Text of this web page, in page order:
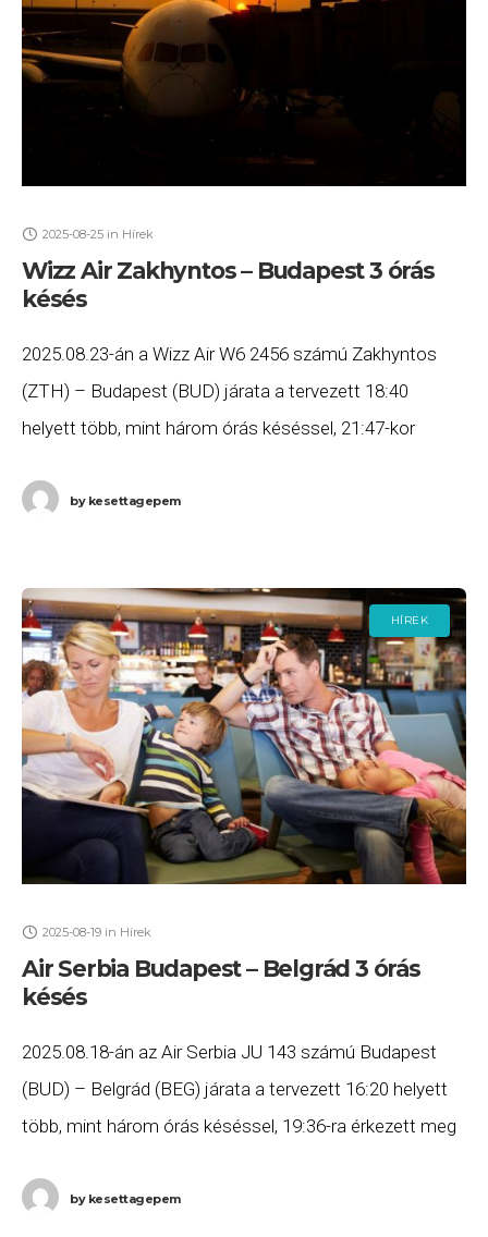
2025-08-25 in Hírek
Wizz Air Zakhyntos – Budapest 3 órás
késés
2025.08.23-án a Wizz Air W6 2456 számú Zakhyntos
(ZTH) – Budapest (BUD) járata a tervezett 18:40
helyett több, mint három órás késéssel, 21:47-kor
bykesettagepem
HÍREK
2025-08-19 in Hírek
Air Serbia Budapest – Belgrád 3 órás
késés
2025.08.18-án az Air Serbia JU 143 számú Budapest
(BUD) – Belgrád (BEG) járata a tervezett 16:20 helyett
több, mint három órás késéssel, 19:36-ra érkezett meg
bykesettagepem